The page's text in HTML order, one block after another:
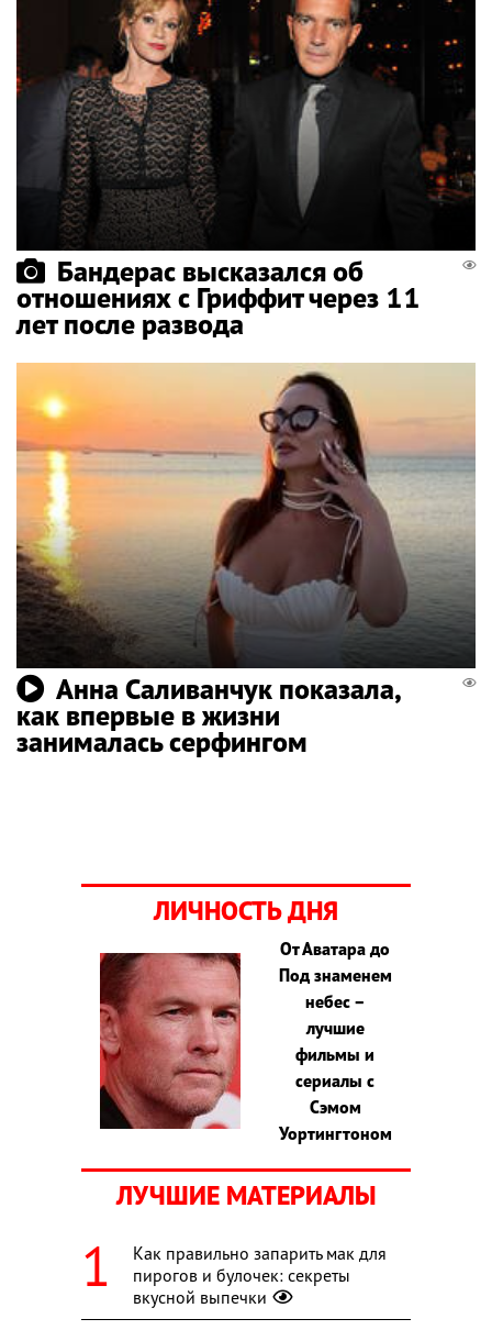
Бандерас высказался об
отношениях с Гриффит через 11
лет после развода
Анна Саливанчук показала,
как впервые в жизни
занималась серфингом
ЛИЧНОСТЬ ДНЯ
От Аватара до
Под знаменем
небес –
лучшие
фильмы и
сериалы с
Сэмом
Уортингтоном
ЛУЧШИЕ МАТЕРИАЛЫ
Как правильно запарить мак для
пирогов и булочек: секреты
вкусной выпечки